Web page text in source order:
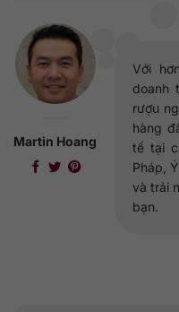
Martin Hoang
Với
doanh
rượu
hàng
tế tại
Pháp,
và trải
bạn.